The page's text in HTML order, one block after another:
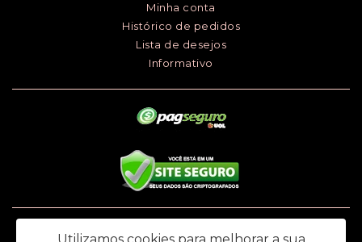
Minha conta
Histórico de pedidos
Lista de desejos
Informativo